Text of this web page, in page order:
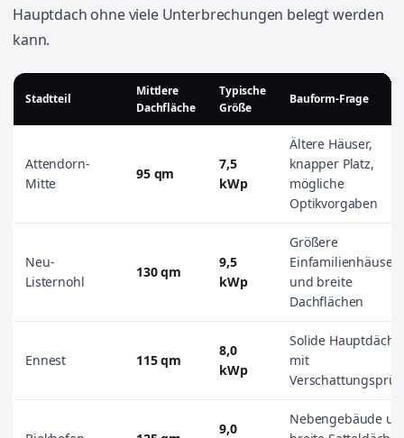
Hauptdach ohne viele Unterbrechungen belegt werden
kann.
Stadtteil
Mittlere
Dachfläche
Typische
Größe
Bauform-Frage
Attendorn-
Mitte
95 qm
7,5
kWp
Ältere Häuser,
knapper Platz,
mögliche
Optikvorgaben
Neu-
Listernohl
130 qm
9,5
kWp
Größere
Einfamilienhäuser
und breite
Dachflächen
Ennest 115 qm
8,0
kWp
Solide
mit
9,0
Nebengebäude